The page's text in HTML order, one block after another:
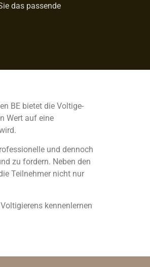
das passende
BE bietet die Voltige-
Wert auf eine
und dennoch
zu fordern. Neben den
Teilnehmer nicht nur
kennenlernen